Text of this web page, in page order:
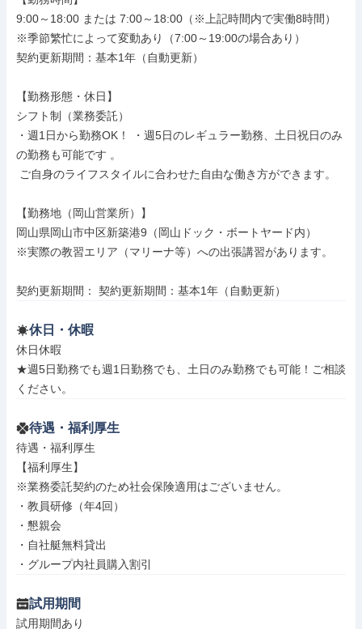
9:00～18:00 または 7:00～18:00（※上記時間内で実働8時間）
※季節繁忙によって変動あり（7:00～19:00の場合あり）
契約更新期間：基本1年（自動更新）
【勤務形態・休日】
シフト制（業務委託）
・週1日から勤務OK！ ・週5日のレギュラー勤務、土日祝日のみ
の勤務も可能です 。
【勤務地（岡山営業所）】
岡山県岡山市中区新築港9（岡山ドック・ボートヤード内）
※実際の教習エリア（マリーナ等）への出張講習があります。
契約更新期間： 契約更新期間：基本1年（自動更新）
休日・休暇
休日休暇
★週5日勤務でも週1日勤務でも、土日のみ勤務でも可能！ご相談
ください。
待遇・福利厚生
待遇・福利厚生
【福利厚生】
※業務委託契約のため社会保険適用はございません。
・教員研修（年4回）
・懇親会
・自社艇無料貸出
・グループ内社員購入割引
試用期間
試用期間あり